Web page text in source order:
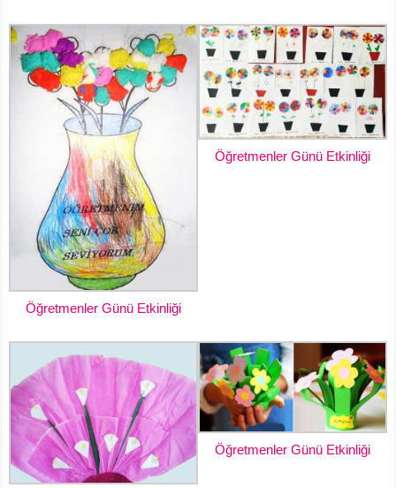
Öğretmenler Günü Etkinliği
Öğretmenler Günü Etkinliği
Öğretmenler Günü Etkinliği